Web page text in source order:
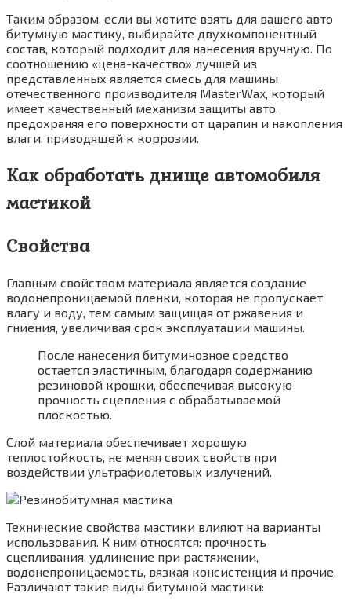
Таким образом, если вы хотите взять для вашего авто
битумную мастику, выбирайте двухкомпонентный
состав, который подходит для нанесения вручную. По
соотношению «цена-качество» лучшей из
представленных является смесь для машины
отечественного производителя MasterWax, который
имеет качественный механизм защиты авто,
предохраняя его поверхности от царапин и накопления
влаги, приводящей к коррозии.
Как обработать днище автомобиля
мастикой
Свойства
Главным свойством материала является создание
водонепроницаемой пленки, которая не пропускает
влагу и воду, тем самым защищая от ржавения и
гниения, увеличивая срок эксплуатации машины.
После нанесения битуминозное средство
остается эластичным, благодаря содержанию
резиновой крошки, обеспечивая высокую
прочность сцепления с обрабатываемой
плоскостью.
Слой материала обеспечивает хорошую
теплостойкость, не меняя своих свойств при
воздействии ультрафиолетовых излучений.
Технические свойства мастики влияют на варианты
использования. К ним относятся: прочность
сцепливания, удлинение при растяжении,
водонепроницаемость, вязкая консистенция и прочие.
Различают такие виды битумной мастики: